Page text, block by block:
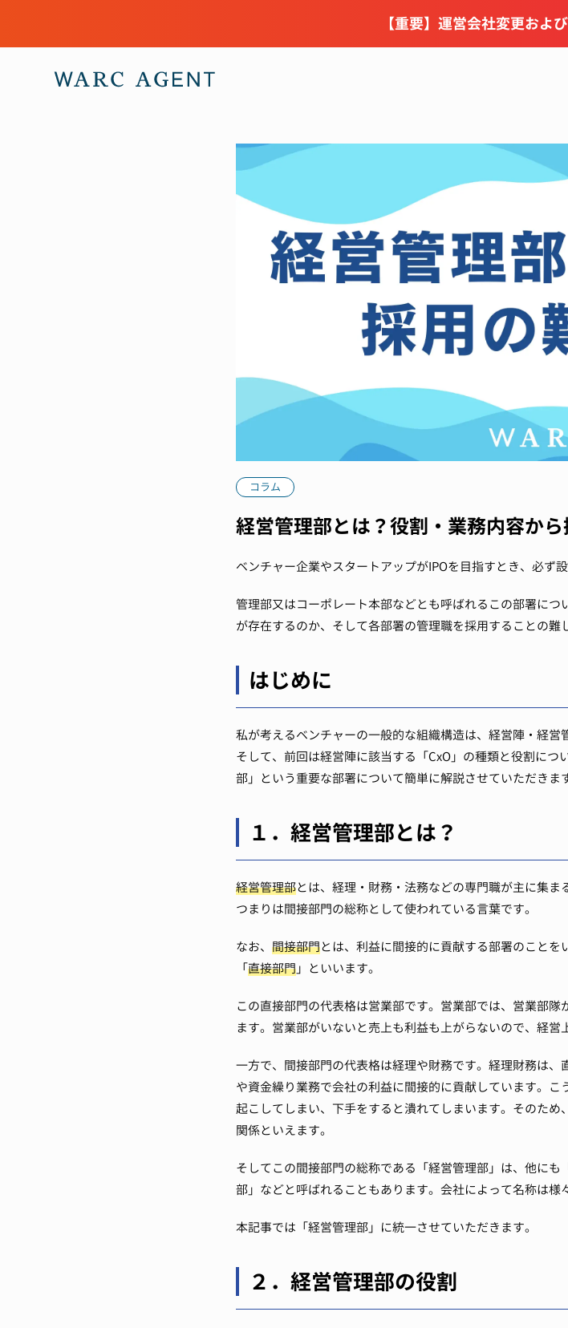
【重要】運営会社変更およ
コラム
経営管理部とは？役割・業務内容か
ベンチャー企業やスタートアップがIPOを目指すとき、必ず
管理部又はコーポレート本部などとも呼ばれるこの部署に
が存在するのか、そして各部署の管理職を採用することの難
はじめに
私が考えるベンチャーの一般的な組織構造は、経営陣・経営
そして、前回は経営陣に該当する「CxO」の種類と役割に
部」という重要な部署について簡単に解説させていただきま
１．経営管理部とは？
経営管理部とは、経理・財務・法務などの専門職が主に集ま
つまりは間接部門の総称として使われている言葉です。
なお、 間接部門とは、利益に間接的に貢献する部署のことを
「直接部門」といいます。
この直接部門の代表格は営業部です。 営業部では、営業部隊
ます。 営業部がいないと売上も利益も上がらないので、経営
一方で、間接部門の代表格は経理や財務です。 経理財務は、
や資金繰り業務で会社の利益に間接的に貢献しています。 こ
起こしてしまい、下手をすると潰れてしまいます。 そのため
関係といえます。
そしてこの間接部門の総称である「経営管理部」は、他に
部」などと呼ばれることもあります。 会社によって名称は様
本記事では「経営管理部」に統一させていただきます。
２．経営管理部の役割